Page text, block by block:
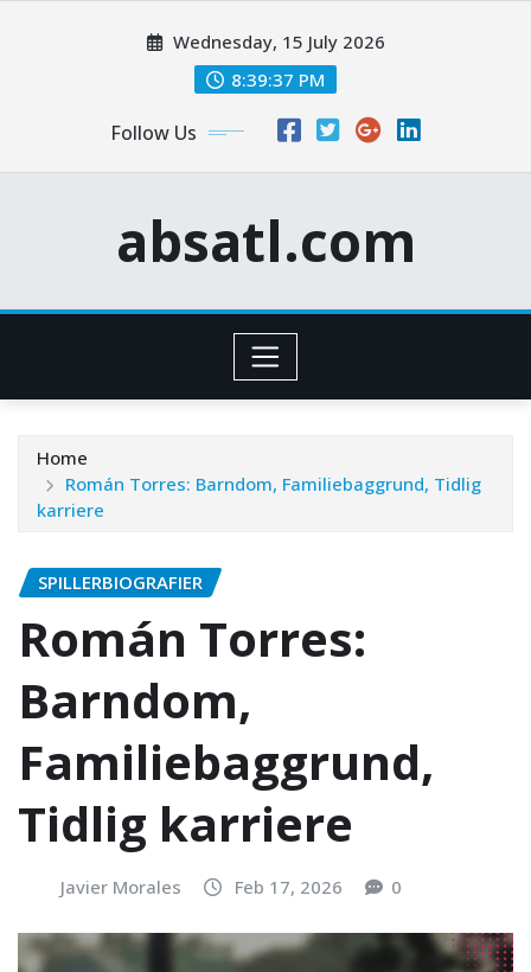
Wednesday, 15 July 2026
8:39:38 PM
Follow Us
absatl.com
Home
Román Torres: Barndom, Familiebaggrund, Tidlig
karriere
SPILLERBIOGRAFIER
Román Torres:
Barndom,
Familiebaggrund,
Tidlig karriere
Javier Morales Feb 17, 2026 0